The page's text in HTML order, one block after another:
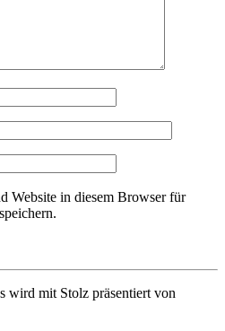
Website in diesem Browser für
mit Stolz präsentiert von